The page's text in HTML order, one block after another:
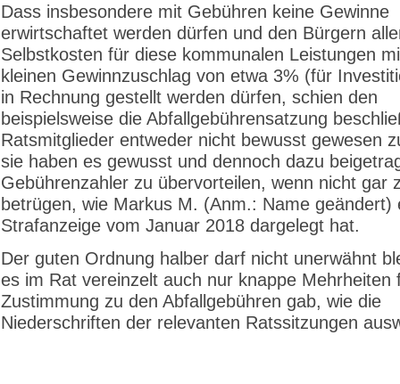
Dass insbesondere mit Gebühren keine Gewinne
erwirtschaftet werden dürfen und den Bürgern
Selbstkosten für diese kommunalen Leistungen
kleinen Gewinnzuschlag von etwa 3% (für
in Rechnung gestellt werden dürfen, schien den
beispielsweise die Abfallgebührensatzung
Ratsmitglieder entweder nicht bewusst gewesen
sie haben es gewusst und dennoch dazu
Gebührenzahler zu übervorteilen, wenn nicht gar
betrügen, wie Markus M. (Anm.: Name geändert)
Strafanzeige vom Januar 2018 dargelegt hat.
Der guten Ordnung halber darf nicht unerwähnt
es im Rat vereinzelt auch nur knappe Mehrheiten
Zustimmung zu den Abfallgebühren gab, wie die
Niederschriften der relevanten Ratssitzungen